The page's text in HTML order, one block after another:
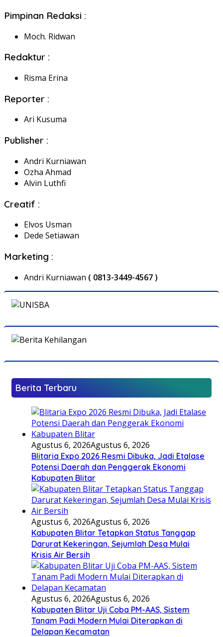
Pimpinan Redaksi :
Moch. Ridwan
Redaktur :
Risma Erina
Reporter :
Ari Kusuma
Publisher :
Andri Kurniawan
Ozha Ahmad
Alvin Luthfi
Creatif :
Elvos Usman
Dede Setiawan
Marketing :
Andri Kurniawan ( 0813-3449-4567 )
Berita Terbaru
Agustus 6, 2026Agustus 6, 2026
Blitaria Expo 2026 Resmi Dibuka, Jadi Etalase
Potensi Daerah dan Penggerak Ekonomi
Kabupaten Blitar
Agustus 6, 2026Agustus 6, 2026
Kabupaten Blitar Tetapkan Status Tanggap
Darurat Kekeringan, Sejumlah Desa Mulai
Krisis Air Bersih
Agustus 6, 2026Agustus 6, 2026
Kabupaten Blitar Uji Coba PM-AAS, Sistem
Tanam Padi Modern Mulai Diterapkan di
Delapan Kecamatan